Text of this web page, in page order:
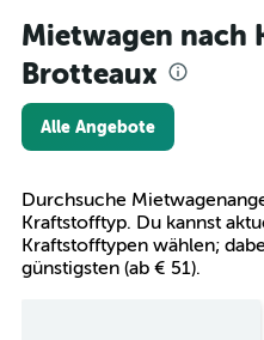
Mietwagen
Brotteaux
Alle Angebote
Durchsuche
Kraftstofftyp. Du kannst
Kraftstofftypen wählen;
günstigsten (ab € 51).